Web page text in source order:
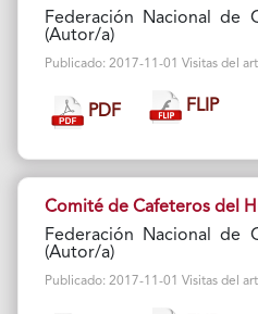
Federación Nacional de
(Autor/a)
Publicado: 2017-11-01 Visitas del
PDF FLIP
Comité de Cafeteros del
Federación Nacional de
(Autor/a)
Publicado: 2017-11-01 Visitas del